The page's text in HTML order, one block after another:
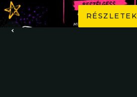
RÉSZLETEK
‹